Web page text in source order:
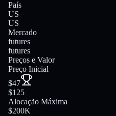
País
US
US
Mercado
futures
futures
Preços e Valor
Preço Inicial
$47
$125
Alocação Máxima
$200K